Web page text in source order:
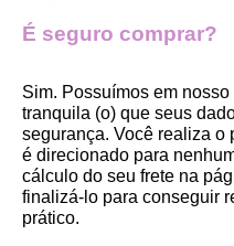
É seguro comprar?
Sim. Possuímos em
tranquila (o) que seus
segurança. Você realiza o
é direcionado para
cálculo do seu frete na
finalizá-lo para conseguir
prático.